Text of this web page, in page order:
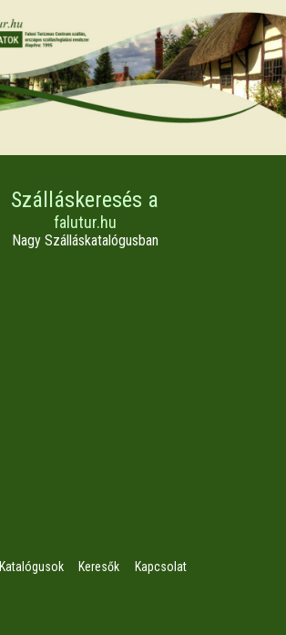
Szálláskeresés a
falutur.hu
Nagy Szálláskatalógusban
Katalógusok Keresők Kapcsolat